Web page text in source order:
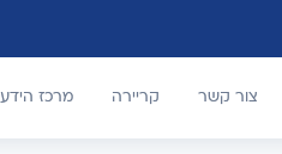
צור קשר קריירה מרכז הידע